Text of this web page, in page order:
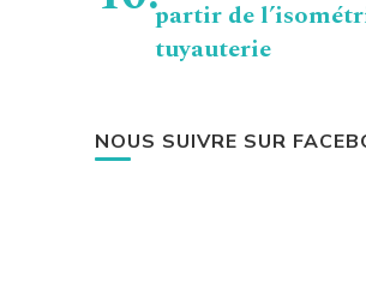
partir de
tuyauterie
NOUS SUIVRE SUR